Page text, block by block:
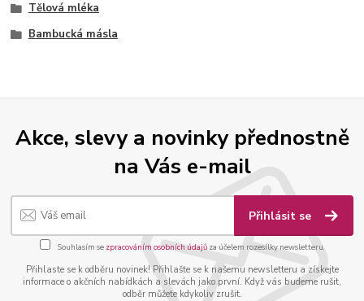
Tělová mléka
Bambucká másla
Akce, slevy a novinky přednostně
na Vás e-mail
Přihlásit se
Souhlasím se zpracováním osobních údajůza účelem rozesílky newsletteru.
Přihlaste se k odběru novinek! Přihlašte se k našemu newsletteru a získejte
informace o akčních nabídkách a slevách jako první. Když vás budeme rušit,
odběr můžete kdykoliv zrušit.